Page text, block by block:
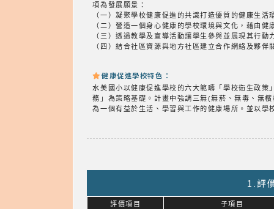
項為發展願景：
（一）凝聚學校健康促進的共識打造優質的健康生
（二）營造一個身心健康的學校環境與文化，藉由
（三）透過教學及宣導活動讓學生參與並展現其行
（四）結合社區資源與地方社區建立合作網絡及夥伴
健康促進學校特色：
水美國小以健康促進學校的六大範疇「學校衛生政
務」為策略基礎。計畫中強調三無(無菸、無毒、無
為一個有益於生活、學習與工作的健康場所。並以
1.評
評價項目 子項目